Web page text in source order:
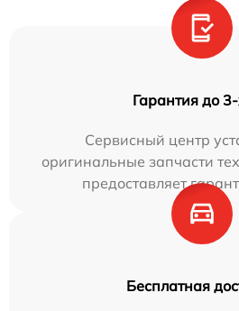
Гарантия до
Сервисный центр
оригинальные запчасти
предоставляет
Бесплатная